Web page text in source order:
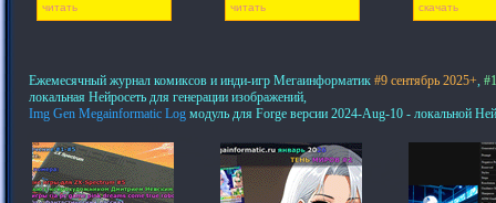
читать читать скачать
Ежемесячный журнал комиксов и инди-игр Мегаинформатик #9 сентябрь 2025+,
локальная Нейросеть для генерации изображений,
Img Gen Megainformatic Log модуль для Forge версии 2024-Aug-10 - локальной